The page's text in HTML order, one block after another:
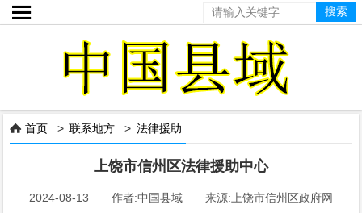

 首页 >联系地方 >法律援助
上饶市信州区法律援助中心
2024-08-13 作者:中国县域 来源:上饶市信州区政府网